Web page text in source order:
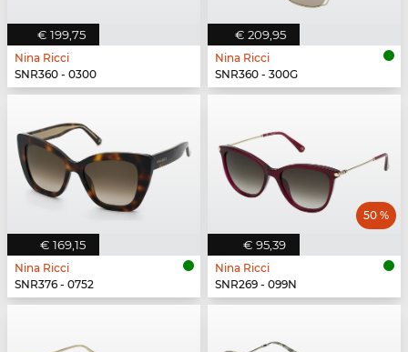
€ 199,75
Nina Ricci
SNR360 - 0300
€ 209,95
Nina Ricci
SNR360 - 300G
€ 169,15
Nina Ricci
SNR376 - 0752
€ 95,39
50 %
Nina Ricci
SNR269 - 099N